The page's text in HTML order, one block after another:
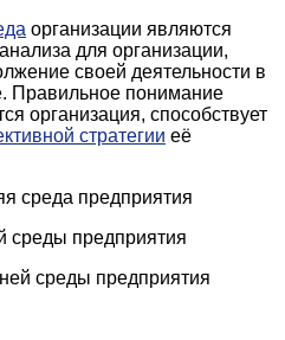
организации являются
для организации,
своей деятельности в
Правильное понимание
организация, способствует
стратегии её
среда предприятия
среды предприятия
среды предприятия